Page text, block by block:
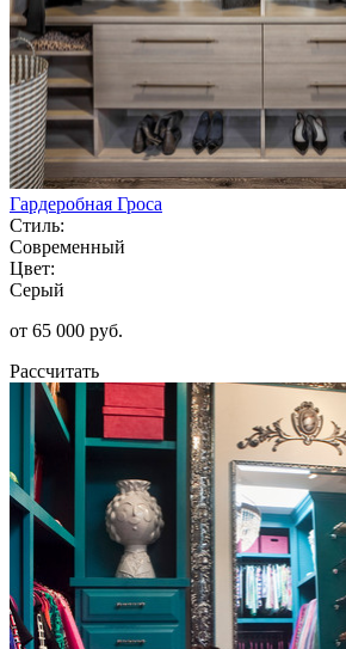
Гардеробная Гроса
Стиль:
Современный
Цвет:
Серый
от 65 000 руб.
Рассчитать